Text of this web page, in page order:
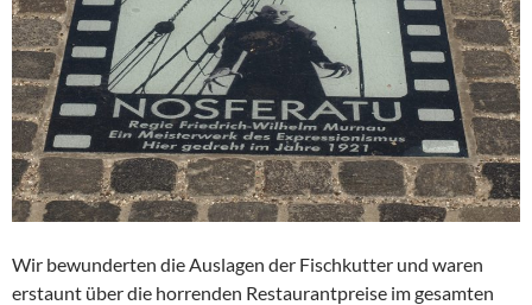
Wir bewunderten die Auslagen der Fischkutter und waren
erstaunt über die horrenden Restaurantpreise im gesamten